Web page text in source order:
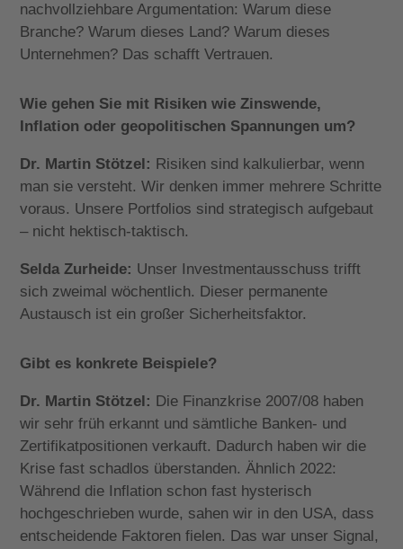
nachvollziehbare Argumentation: Warum diese
Branche? Warum dieses Land? Warum dieses
Unternehmen? Das schafft Vertrauen.
Wie gehen Sie mit Risiken wie Zinswende,
Inflation oder geopolitischen Spannungen um?
Dr. Martin Stötzel: Risiken sind kalkulierbar, wenn
man sie versteht. Wir denken immer mehrere Schritte
voraus. Unsere Portfolios sind strategisch aufgebaut
– nicht hektisch-taktisch.
Selda Zurheide: Unser Investmentausschuss trifft
sich zweimal wöchentlich. Dieser permanente
Austausch ist ein großer Sicherheitsfaktor.
Gibt es konkrete Beispiele?
Dr. Martin Stötzel: Die Finanzkrise 2007/08 haben
wir sehr früh erkannt und sämtliche Banken- und
Zertifikatpositionen verkauft. Dadurch haben wir die
Krise fast schadlos überstanden. Ähnlich 2022:
Während die Inflation schon fast hysterisch
hochgeschrieben wurde, sahen wir in den USA, dass
entscheidende Faktoren fielen. Das war unser Signal,